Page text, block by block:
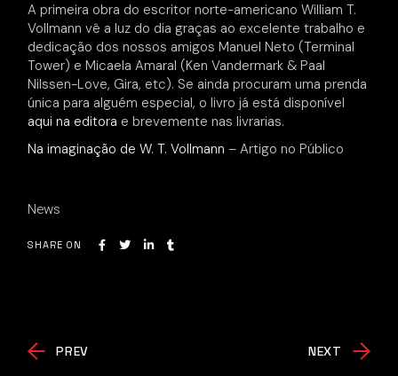
A primeira obra do escritor norte-americano William T.
Vollmann vê a luz do dia graças ao excelente trabalho e
dedicação dos nossos amigos Manuel Neto (Terminal
Tower) e Micaela Amaral (Ken Vandermark & Paal
Nilssen-Love, Gira, etc). Se ainda procuram uma prenda
única para alguém especial, o livro já está disponível
aqui na editora e brevemente nas livrarias.
Na imaginação de W. T. Vollmann – Artigo no Público
News
SHARE ON
PREV NEXT